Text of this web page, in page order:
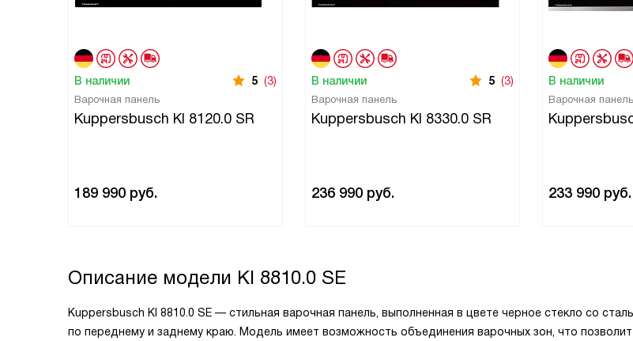
В наличии 5 (3)
Варочная панель
Kuppersbusch KI 8120.0 SR
189 990 руб.
В наличии 5 (3)
Варочная панель
Kuppersbusch KI 8330.0 SR
236 990 руб.
В наличии
Варочная панель
233 990 руб.
Описание модели KI 8810.0 SE
Kuppersbusch KI 8810.0 SE — стильная варочная панель, выполненная в цвете черное стекло со
по переднему и заднему краю. Модель имеет возможность объединения варочных зон, что